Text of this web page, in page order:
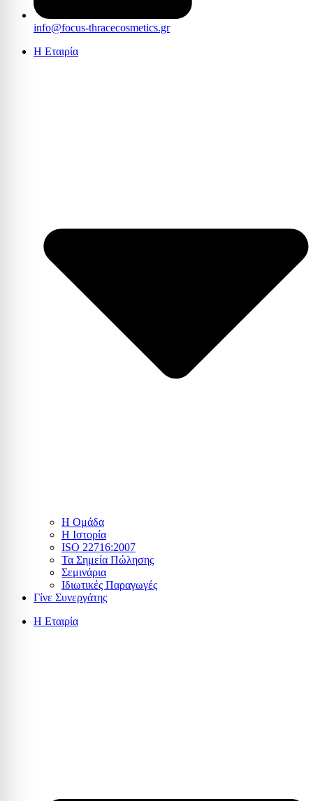
info@focus-thracecosmetics.gr
Η Εταιρία
Η Ομάδα
Η Ιστορία
ISO 22716:2007
Τα Σημεία Πώλησης
Σεμινάρια
Ιδιωτικές Παραγωγές
Γίνε Συνεργάτης
Η Εταιρία